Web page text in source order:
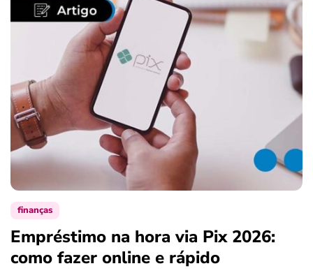
finanças
Empréstimo na hora via Pix 2026:
como fazer online e rápido